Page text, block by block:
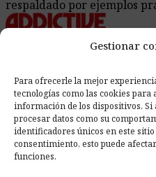
Gestionar
Para ofrecerle la mejor
tecnologías como las cookies para
información de los dispositivos. Si
procesar datos como su
identificadores únicos en este sitio
consentimiento, esto puede
funciones.
respaldado por ejemplos
link mail
By Konrad Witczuk